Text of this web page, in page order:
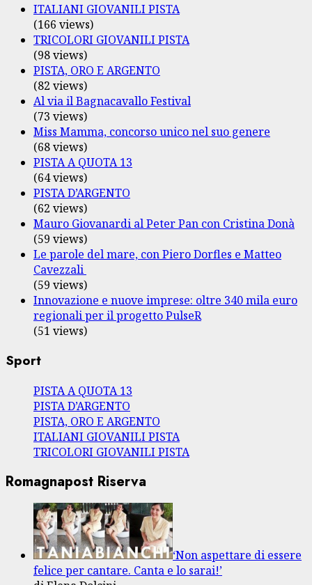
ITALIANI GIOVANILI PISTA
(166 views)
TRICOLORI GIOVANILI PISTA
(98 views)
PISTA, ORO E ARGENTO
(82 views)
Al via il Bagnacavallo Festival
(73 views)
Miss Mamma, concorso unico nel suo genere
(68 views)
PISTA A QUOTA 13
(64 views)
PISTA D’ARGENTO
(62 views)
Mauro Giovanardi al Peter Pan con Cristina Donà
(59 views)
Le parole del mare, con Piero Dorfles e Matteo
Cavezzali
(59 views)
Innovazione e nuove imprese: oltre 340 mila euro
regionali per il progetto PulseR
(51 views)
Sport
PISTA A QUOTA 13
PISTA D’ARGENTO
PISTA, ORO E ARGENTO
ITALIANI GIOVANILI PISTA
TRICOLORI GIOVANILI PISTA
Romagnapost Riserva
‘Non aspettare di essere
felice per cantare. Canta e lo sarai!’